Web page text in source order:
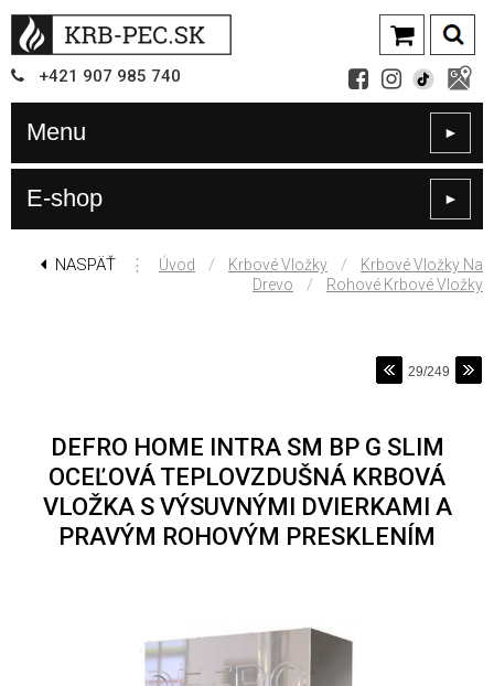
+421 907 985 740
Menu ►
E-shop ►
NASPÄŤ ⋮ Úvod / Krbové Vložky /
Krbové Vložky Na
Drevo
/ Rohové Krbové Vložky
29/249
DEFRO HOME INTRA SM BP G SLIM
OCEĽOVÁ TEPLOVZDUŠNÁ KRBOVÁ
VLOŽKA S VÝSUVNÝMI DVIERKAMI A
PRAVÝM ROHOVÝM PRESKLENÍM